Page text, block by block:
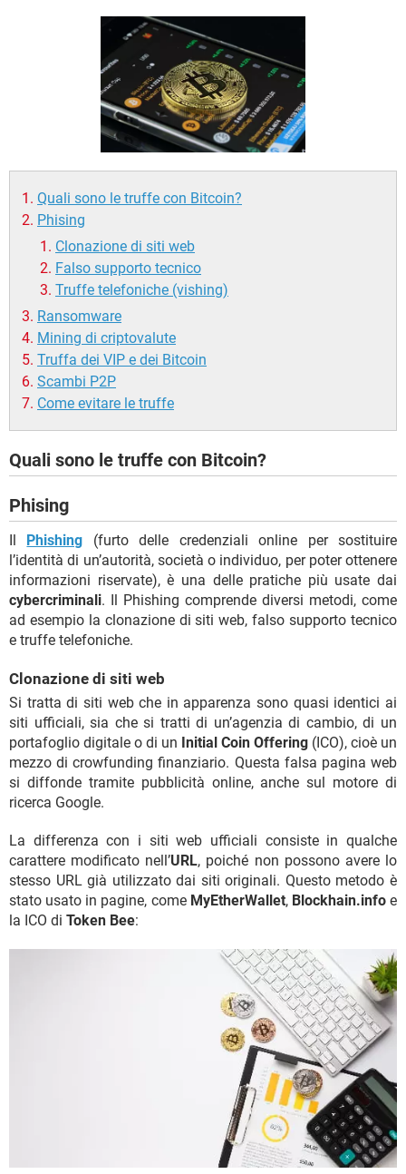
Quali sono le truffe con Bitcoin?
Phising
Clonazione di siti web
Falso supporto tecnico
Truffe telefoniche (vishing)
Ransomware
Mining di criptovalute
Truffa dei VIP e dei Bitcoin
Scambi P2P
Come evitare le truffe
Quali sono le truffe con Bitcoin?
Phising
Il Phishing (furto delle credenziali online per sostituire
l’identità di un’autorità, società o individuo, per poter ottenere
informazioni riservate), è una delle pratiche più usate dai
cybercriminali. Il Phishing comprende diversi metodi, come
ad esempio la clonazione di siti web, falso supporto tecnico
e truffe telefoniche.
Clonazione di siti web
Si tratta di siti web che in apparenza sono quasi identici ai
siti ufficiali, sia che si tratti di un’agenzia di cambio, di un
portafoglio digitale o di un Initial Coin Offering (ICO), cioè un
mezzo di crowfunding finanziario. Questa falsa pagina web
si diffonde tramite pubblicità online, anche sul motore di
ricerca Google.
La differenza con i siti web ufficiali consiste in qualche
carattere modificato nell’URL, poiché non possono avere lo
stesso URL già utilizzato dai siti originali. Questo metodo è
stato usato in pagine, come MyEtherWallet, Blockhain.infoe
la ICO di Token Bee: